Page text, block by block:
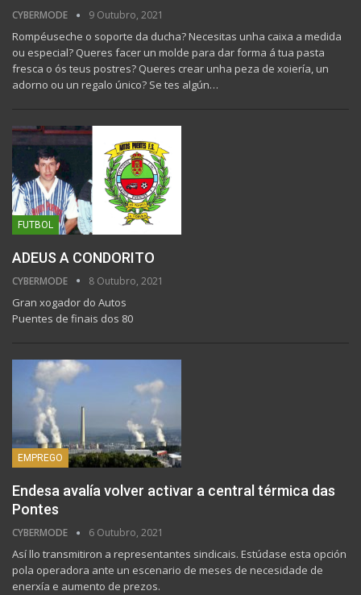
CYBERMODE 9 Outubro, 2021
Rompéuseche o soporte da ducha? Necesitas unha caixa a medida
ou especial? Queres facer un molde para dar forma á tua pasta
fresca o ós teus postres? Queres crear unha peza de xoiería, un
adorno ou un regalo único? Se tes algún…
FUTBOL
ADEUS A CONDORITO
CYBERMODE 8 Outubro, 2021
Gran xogador do Autos
Puentes de finais dos 80
EMPREGO
Endesa avalía volver activar a central térmica das
Pontes
CYBERMODE 6 Outubro, 2021
Así llo transmitiron a representantes sindicais. Estúdase esta opción
pola operadora ante un escenario de meses de necesidade de
enerxía e aumento de prezos.